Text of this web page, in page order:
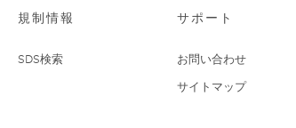
規制情報
SDS検索
サポート
お問い合わせ
サイトマップ